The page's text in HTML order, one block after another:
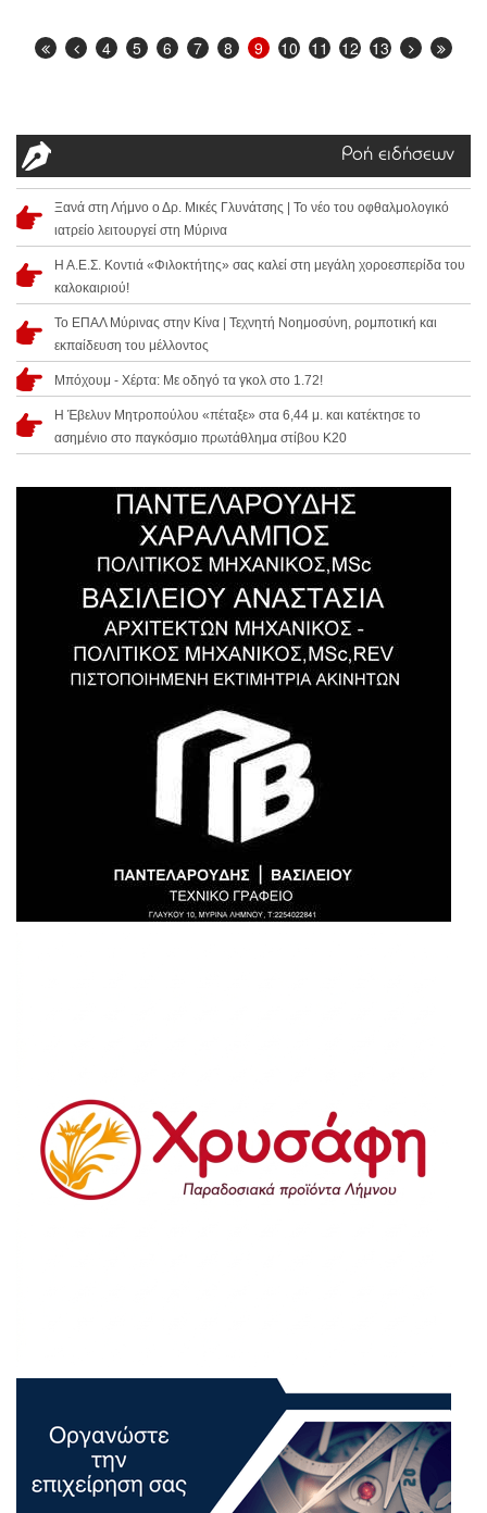
4 5 6 7 8 9 10 11 12 13
Ροή ειδήσεων
Ξανά στη Λήμνο ο Δρ. Μικές Γλυνάτσης | Το νέο του οφθαλμολογικό
ιατρείο λειτουργεί στη Μύρινα
Η Α.Ε.Σ. Κοντιά «Φιλοκτήτης» σας καλεί στη μεγάλη χοροεσπερίδα του
καλοκαιριού!
Το ΕΠΑΛ Μύρινας στην Κίνα | Τεχνητή Νοημοσύνη, ρομποτική και
εκπαίδευση του μέλλοντος
Μπόχουμ - Χέρτα: Με οδηγό τα γκολ στο 1.72!
Η Έβελυν Μητροπούλου «πέταξε» στα 6,44 μ. και κατέκτησε το
ασημένιο στο παγκόσμιο πρωτάθλημα στίβου Κ20